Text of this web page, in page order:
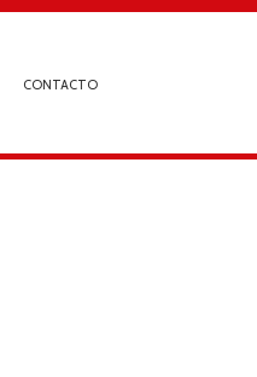
CONTACTO